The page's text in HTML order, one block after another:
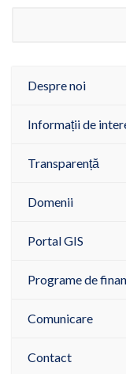
Despre noi
Informații de
Transparență
Domenii
Portal GIS
Programe de
Comunicare
Contact